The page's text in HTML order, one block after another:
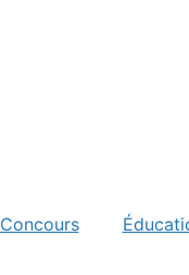
Concours